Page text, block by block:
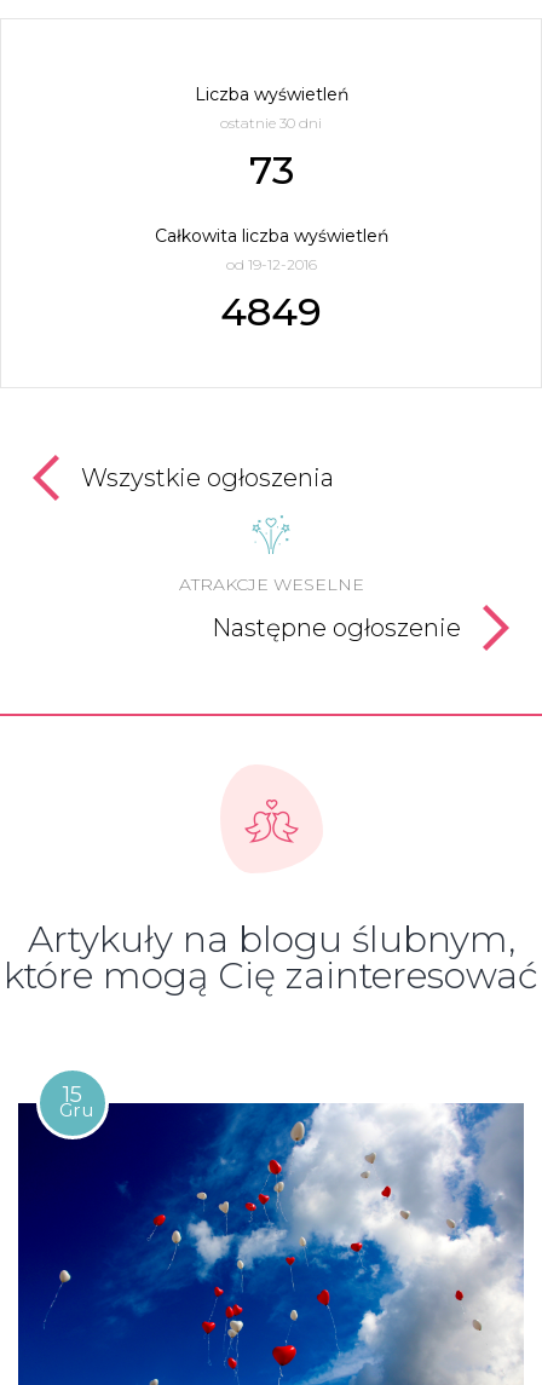
Liczba wyświetleń
ostatnie 30 dni
73
Całkowita liczba wyświetleń
od 19-12-2016
4849
Wszystkie ogłoszenia
ATRAKCJE WESELNE
Następne ogłoszenie
Artykuły na blogu ślubnym,
które mogą Cię zainteresować
15
Gru